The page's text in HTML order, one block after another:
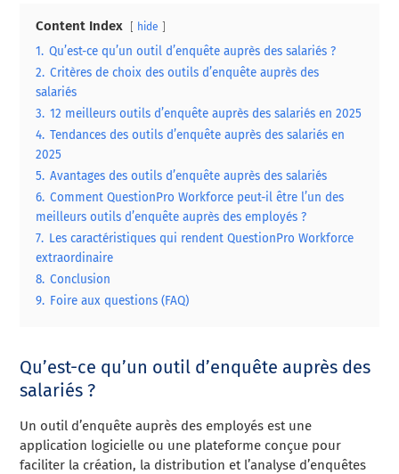
Content Index hide
1. Qu’est-ce qu’un outil d’enquête auprès des salariés ?
2. Critères de choix des outils d’enquête auprès des
salariés
3. 12 meilleurs outils d’enquête auprès des salariés en 2025
4. Tendances des outils d’enquête auprès des salariés en
2025
5. Avantages des outils d’enquête auprès des salariés
6. Comment QuestionPro Workforce peut-il être l’un des
meilleurs outils d’enquête auprès des employés ?
7. Les caractéristiques qui rendent QuestionPro Workforce
extraordinaire
8. Conclusion
9. Foire aux questions (FAQ)
Qu’est-ce qu’un outil d’enquête auprès des
salariés ?
Un outil d’enquête auprès des employés est une
application logicielle ou une plateforme conçue pour
faciliter la création, la distribution et l’analyse d’enquêtes